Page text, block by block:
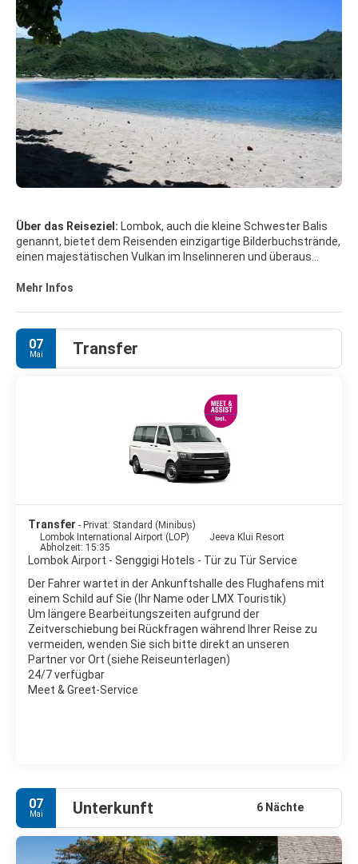
Über das Reiseziel: Lombok, auch die kleine Schwester Balis
genannt, bietet dem Reisenden einzigartige Bilderbuchstrände,
einen majestätischen Vulkan im Inselinneren und überaus
landschaftlich abwechslungsreiche Insel liegt ca. 50 km oder
Singapur erfolgen. Die Anzahl der Hotels ist überschaubar, vom
Massentourismus ist man hier noch weit entfernt. Auch die
Tatsache, dass die Inselbewohner – die Sasak – noch
gemächlichen Lebensart bei. Im kleinen Touristenort Senggigi
gibt eine Auswahl an landestypischen Restaurants, Bars und
Einkaufsmöglichkeiten. Ein beliebtes Ausflugsziel sind die 3 Gili-
Inseln mit ihren weißen Stränden. Als beste Reisezeit gelten die
Monate April bis November. In der Nebensaison wird es ruhiger,
das Meer kann aufgewühlt und evtl. nicht schwimmbar sein.
Mehr Infos
07
Mai Transfer
Transfer - Privat: Standard (Minibus)
Lombok International Airport (LOP)
Jeeva Klui Resort
Abholzeit: 15:35
Lombok Airport - Senggigi Hotels - Tür zu Tür Service
Der Fahrer wartet in der Ankunftshalle des Flughafens mit
einem Schild auf Sie (Ihr Name oder LMX Touristik)
Um längere Bearbeitungszeiten aufgrund der
Zeitverschiebung bei Rückfragen während Ihrer Reise zu
vermeiden, wenden Sie sich bitte direkt an unseren
Partner vor Ort (siehe Reiseunterlagen)
24/7 verfügbar
Meet & Greet-Service
07
Mai Unterkunft 6 Nächte